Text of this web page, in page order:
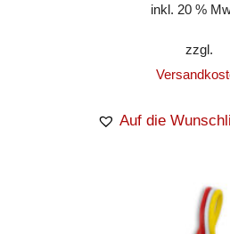
inkl. 20 %
zzgl.
Auf die